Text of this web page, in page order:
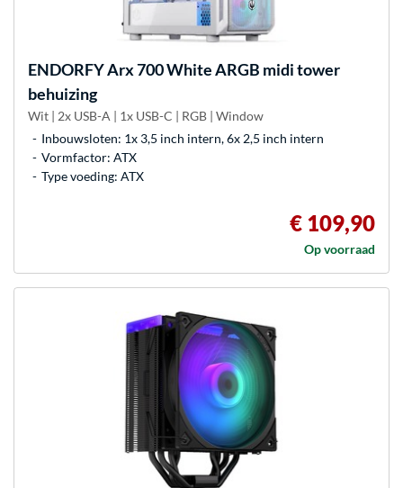
ENDORFYArx 700 White ARGB midi tower
behuizing
Wit | 2x USB-A | 1x USB-C | RGB | Window
Inbouwsloten: 1x 3,5 inch intern, 6x 2,5 inch intern
Vormfactor: ATX
Type voeding: ATX
€ 109,90
Op voorraad